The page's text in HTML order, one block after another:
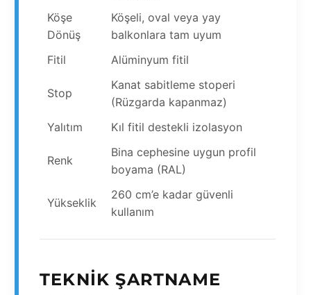
Köşe
Dönüş
Köşeli, oval veya yay
balkonlara tam uyum
Fitil
Alüminyum fitil
Stop
Kanat sabitleme stoperi
(Rüzgarda kapanmaz)
Yalıtım
Kıl fitil destekli izolasyon
Renk
Bina cephesine uygun profil
boyama (RAL)
Yükseklik
260 cm’e kadar güvenli
kullanım
TEKNIK ŞARTNAME